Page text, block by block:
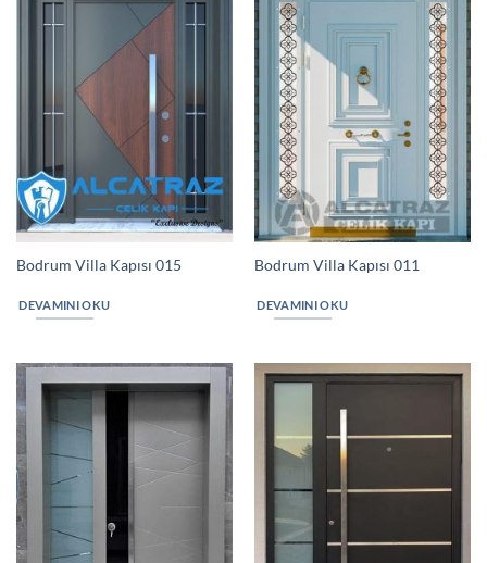
Bodrum Villa Kapısı 015
DEVAMINI OKU
Bodrum Villa Kapısı 011
DEVAMINI OKU